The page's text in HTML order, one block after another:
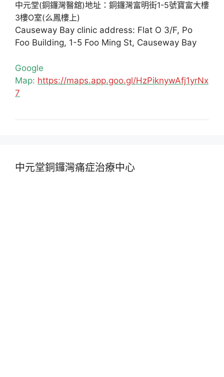
中元堂(銅鑼灣醫舘)地址：銅鑼灣富明街1-5號寶富大樓
3樓O室(么鳳樓上)
Causeway Bay clinic address: Flat O 3/F, Po
Foo Building, 1-5 Foo Ming St, Causeway Bay
Google
Map: https://maps.app.goo.gl/HzPiknywAfj1yrNx
7
中元堂銅鑼灣痛症治療中心